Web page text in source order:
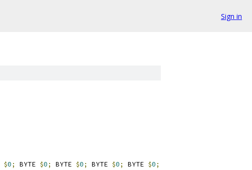
Sign in
$0; BYTE $0; BYTE $0; BYTE $0; BYTE $0;